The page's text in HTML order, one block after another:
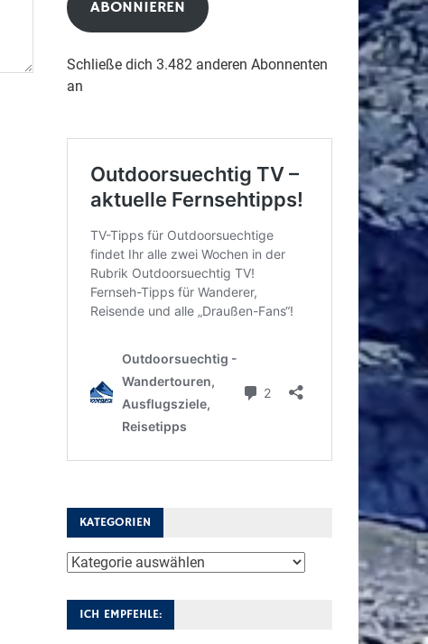
ABONNIEREN
Schließe dich 3.482 anderen Abonnenten
an
KATEGORIEN
Kategorien
ICH EMPFEHLE: